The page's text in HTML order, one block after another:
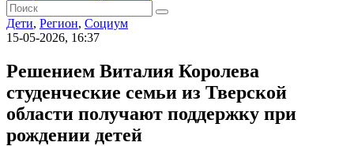
Дети, Регион, Социум
15-05-2026, 16:37
Решением Виталия Королева
студенческие семьи из Тверской
области получают поддержку при
рождении детей